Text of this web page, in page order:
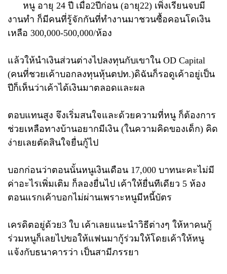
หนู อายุ 24 ปี เมื่อ2ปีก่อน (อายุ22) เพิ่งเรียนจบมี
งานทำ ก็มีคนที่รู้จักกันที่ทำงานมาชวนซื้อคอนโดเงิน
เหลือ 300,000-500,000/ห้อง
แล้วให้นำเงินส่วนต่างไปลงทุนกับเขาใน OD Capital
(คนที่ชวยเค้าบอกลงทุนหุ้นตปท.)ดิฉันก็รอดูเค้าอยู่เป็น
ปีก็เห็นว่าเค้าได้เงินมาตลอดและผล
ตอบแทนสูง จึงเริ่มสนใจและด้วยความที่หนู ก็ต้องการ
ช่วยเหลือทางบ้านอยากมีเงิน (ในความคิดของเด็ก) คิด
ง่ายเลยตัดสินใจยื่นกู้ไป
บอกก่อนว่าตอนนั้นหนูเงินเดือน 17,000 บาทนะคะไม่มี
ค่าอะไรเพิ่มเติม ก็ลองยื่นไป เค้าให้ยื่นทีเดียว 5 ห้อง
ตอนแรกเค้าบอกไม่ผ่านเพราะหนูมีหนี้บัตร
เครดิตอยู่ด้วย3 ใบ เค้าเลยแนะนำวิธีต่างๆ ให้หาคนกู้
ร่วมหนูก็เลยไปขอให้แฟนมากู้ร่วมให้โดยเค้าให้หนู
แจ้งกับธนาคารว่า เป็นสามีภรรยา